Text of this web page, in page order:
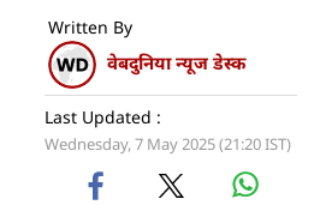
Written By
वेबदुनिया न्यूज डेस्क
Last Updated :
Wednesday, 7 May 2025 (21:20 IST)